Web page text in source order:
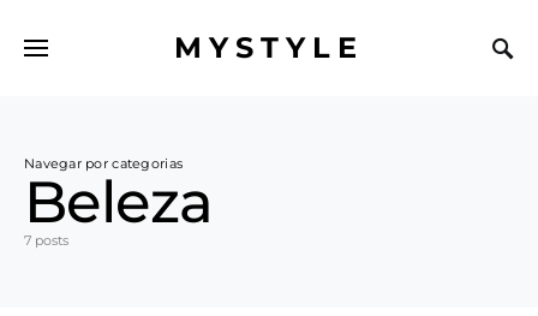
MYSTYLE
Navegar por categorias
Beleza
7 posts